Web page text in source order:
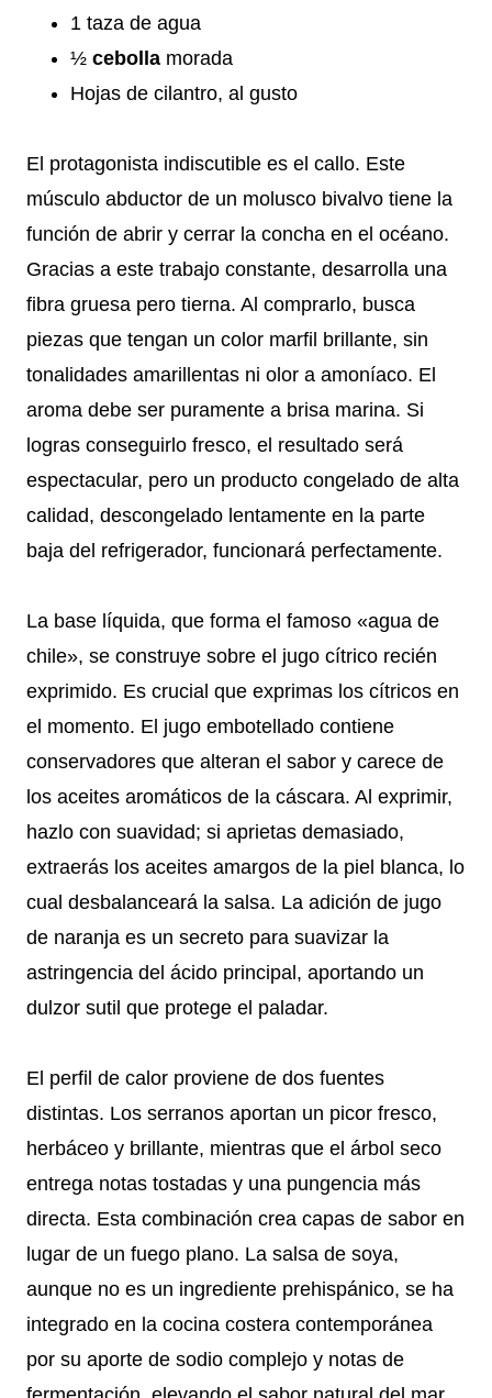
1 taza de agua
½ cebolla morada
Hojas de cilantro, al gusto
El protagonista indiscutible es el callo. Este
músculo abductor de un molusco bivalvo tiene la
función de abrir y cerrar la concha en el océano.
Gracias a este trabajo constante, desarrolla una
fibra gruesa pero tierna. Al comprarlo, busca
piezas que tengan un color marfil brillante, sin
tonalidades amarillentas ni olor a amoníaco. El
aroma debe ser puramente a brisa marina. Si
logras conseguirlo fresco, el resultado será
espectacular, pero un producto congelado de alta
calidad, descongelado lentamente en la parte
baja del refrigerador, funcionará perfectamente.
La base líquida, que forma el famoso «agua de
chile», se construye sobre el jugo cítrico recién
exprimido. Es crucial que exprimas los cítricos en
el momento. El jugo embotellado contiene
conservadores que alteran el sabor y carece de
los aceites aromáticos de la cáscara. Al exprimir,
hazlo con suavidad; si aprietas demasiado,
extraerás los aceites amargos de la piel blanca, lo
cual desbalanceará la salsa. La adición de jugo
de naranja es un secreto para suavizar la
astringencia del ácido principal, aportando un
dulzor sutil que protege el paladar.
El perfil de calor proviene de dos fuentes
distintas. Los serranos aportan un picor fresco,
herbáceo y brillante, mientras que el árbol seco
entrega notas tostadas y una pungencia más
directa. Esta combinación crea capas de sabor en
lugar de un fuego plano. La salsa de soya,
aunque no es un ingrediente prehispánico, se ha
integrado en la cocina costera contemporánea
por su aporte de sodio complejo y notas de